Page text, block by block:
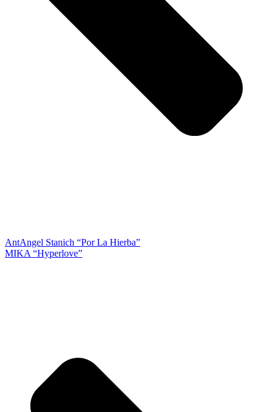
AntAngel Stanich “Por La Hierba”
MIKA “Hyperlove”